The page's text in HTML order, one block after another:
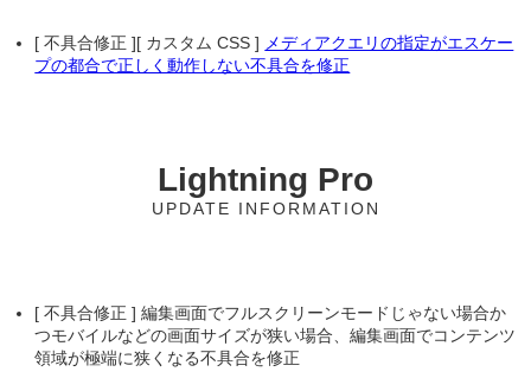
[ 不具合修正 ][ カスタム CSS ] メディアクエリの指定がエスケー
プの都合で正しく動作しない不具合を修正
Lightning Pro
UPDATE INFORMATION
[ 不具合修正 ] 編集画面でフルスクリーンモードじゃない場合か
つモバイルなどの画面サイズが狭い場合、編集画面でコンテンツ
領域が極端に狭くなる不具合を修正